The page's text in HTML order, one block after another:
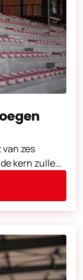
zes
kern zullen